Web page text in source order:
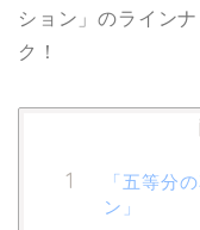
ション」のライン
ク！
「五等分
ン」